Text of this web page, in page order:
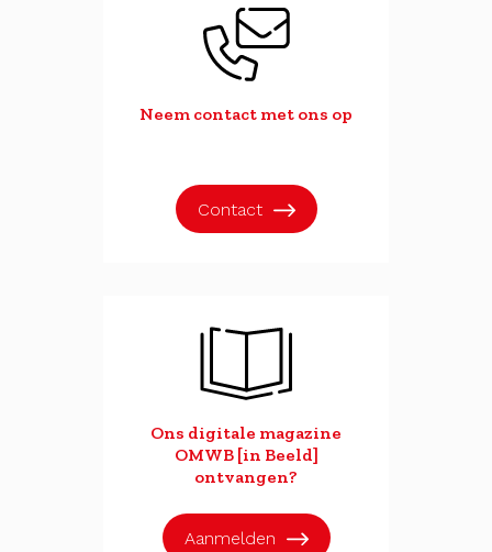
Neem contact met ons op
Contact
Ons digitale magazine
OMWB [in Beeld]
ontvangen?
Aanmelden